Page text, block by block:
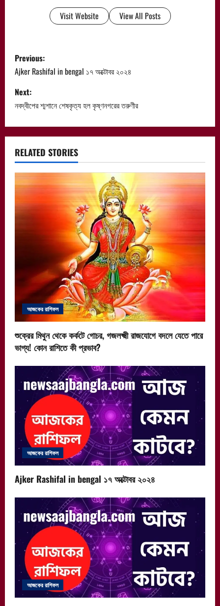
Visit Website View All Posts
P
o
s
t
n
a
v
i
g
a
t
i
o
n
Previous:
Ajker Rashifal in bengal ১৭ অক্টোবর ২০২৪
Next:
নবদ্বীপের শ্মশানে শেষকৃত্য হল কৃষ্ণনগরের তরুণীর
RELATED STORIES
আজকের রাশিফল
শুক্রের মিথুন থেকে কর্কটে গোচর, গজলক্ষ্মী রাজযোগে বদলে যেতে পারে
ভাগ্য! কোন রাশিতে কী প্রভাব?
আজকের রাশিফল
Ajker Rashifal in bengal ১৭ অক্টোবর ২০২৪
আজকের রাশিফল